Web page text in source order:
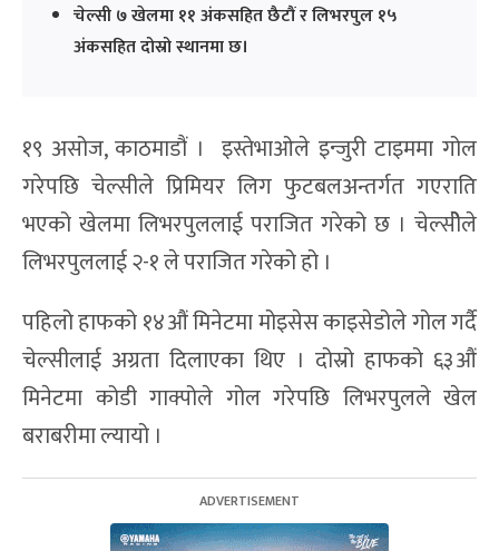
चेल्सी ७ खेलमा ११ अंकसहित छैटौं र लिभरपुल १५
अंकसहित दोस्रो स्थानमा छ।
१९ असोज, काठमाडौं । इस्तेभाओले इन्जुरी टाइममा गोल
गरेपछि चेल्सीले प्रिमियर लिग फुटबलअन्तर्गत गएराति
भएको खेलमा लिभरपुललाई पराजित गरेको छ । चेल्सीेले
लिभरपुललाई २-१ ले पराजित गरेको हो ।
पहिलो हाफको १४औं मिनेटमा मोइसेस काइसेडोले गोल गर्दै
चेल्सीलाई अग्रता दिलाएका थिए । दोस्रो हाफको ६३औं
मिनेटमा कोडी गाक्पोले गोल गरेपछि लिभरपुलले खेल
बराबरीमा ल्यायो ।